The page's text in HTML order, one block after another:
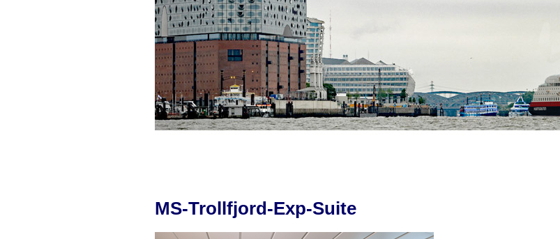
MS-Trollfjord-Exp-Suite